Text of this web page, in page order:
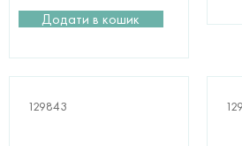
Додати в кошик
129843